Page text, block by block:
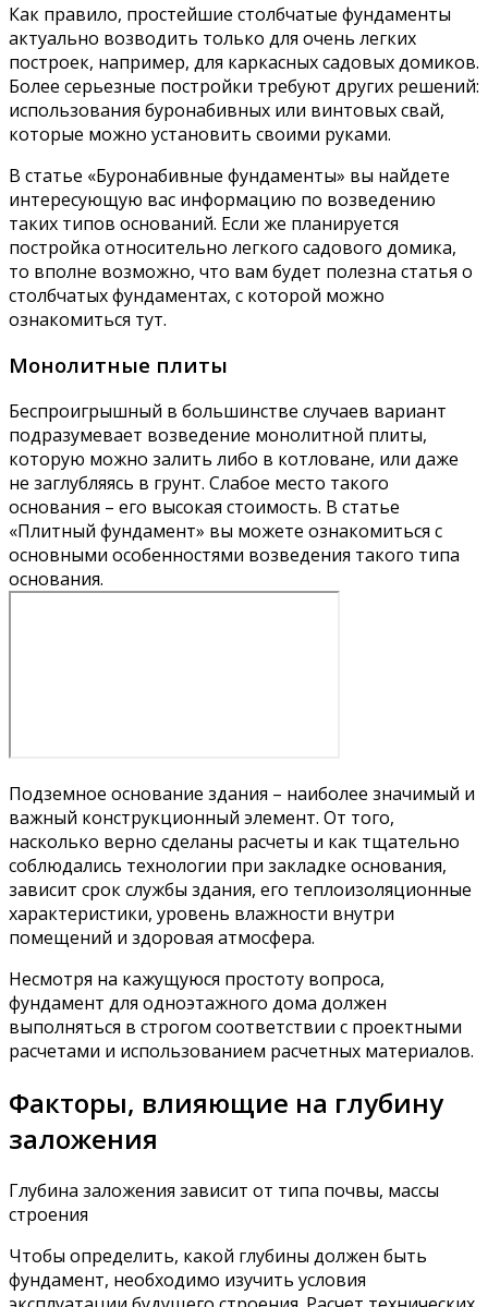
Как правило, простейшие столбчатые фундаменты
актуально возводить только для очень легких
построек, например, для каркасных садовых домиков.
Более серьезные постройки требуют других решений:
использования буронабивных или винтовых свай,
которые можно установить своими руками.
В статье «Буронабивные фундаменты» вы найдете
интересующую вас информацию по возведению
таких типов оснований. Если же планируется
постройка относительно легкого садового домика,
то вполне возможно, что вам будет полезна статья о
столбчатых фундаментах, с которой можно
ознакомиться тут.
Монолитные плиты
Беспроигрышный в большинстве случаев вариант
подразумевает возведение монолитной плиты,
которую можно залить либо в котловане, или даже
не заглубляясь в грунт. Слабое место такого
основания – его высокая стоимость. В статье
«Плитный фундамент» вы можете ознакомиться с
основными особенностями возведения такого типа
основания.
Подземное основание здания – наиболее значимый и
важный конструкционный элемент. От того,
насколько верно сделаны расчеты и как тщательно
соблюдались технологии при закладке основания,
зависит срок службы здания, его теплоизоляционные
характеристики, уровень влажности внутри
помещений и здоровая атмосфера.
Несмотря на кажущуюся простоту вопроса,
фундамент для одноэтажного дома должен
выполняться в строгом соответствии с проектными
расчетами и использованием расчетных материалов.
Факторы, влияющие на глубину
заложения
Глубина заложения зависит от типа почвы, массы
строения
Чтобы определить, какой глубины должен быть
фундамент, необходимо изучить условия